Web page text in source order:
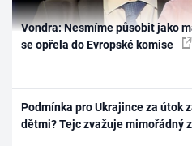
Vondra: Nesmíme působit jako
se opřela do Evropské komise
Podmínka pro Ukrajince za útok
dětmi? Tejc zvažuje mimořádný